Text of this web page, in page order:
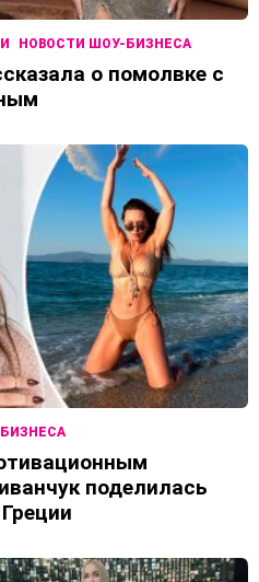
НОВОСТИ ШОУ-БИЗНЕСА
о помолвке с
поделилась